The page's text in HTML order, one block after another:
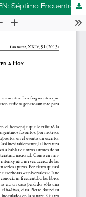
Lugares Femeninos de Ayer a Hoy. EN: Séptimo Encuentro: “Literatura femenina y marginalidad”.